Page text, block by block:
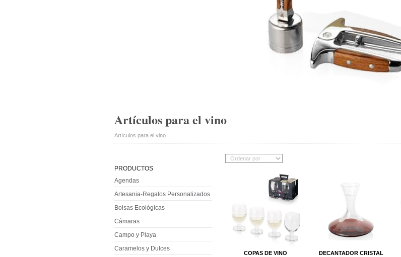
Artículos para el vino
Artículos para el vino
COPAS DE VINO
DECANTADOR CRISTAL
PRODUCTOS
Agendas
Artesania-Regalos Personalizados
Bolsas Ecológicas
Cámaras
Campo y Playa
Caramelos y Dulces